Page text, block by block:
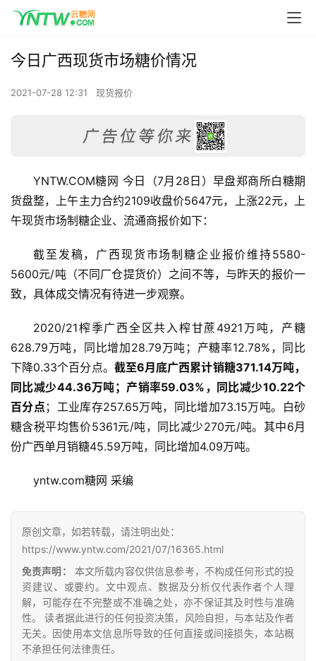
云
糖
网
公
众
号
今日广西现货市场糖价情况
2021-07-28 12:31 现货报价
YNTW.COM糖网 今日（7月28日）早盘郑商所白糖期
货盘整，上午主力合约2109收盘价5647元，上涨22元，上
午现货市场制糖企业、流通商报价如下：
截至发稿，广西现货市场制糖企业报价维持5580-
5600元/吨（不同厂仓提货价）之间不等，与昨天的报价一
致，具体成交情况有待进一步观察。
2020/21榨季广西全区共入榨甘蔗4921万吨，产糖
628.79万吨，同比增加28.79万吨；产糖率12.78%，同比
下降0.33个百分点。 截至6月底广西累计销糖371.14万吨，
同比减少44.36万吨；产销率59.03%，同比减少10.22个
百分点 ；工业库存257.65万吨，同比增加73.15万吨。白砂
糖含税平均售价5361元/吨，同比减少270元/吨。其中6月
份广西单月销糖45.59万吨，同比增加4.09万吨。
yntw.com糖网 采编
原创文章，如若转载，请注明出处：
https://www.yntw.com/2021/07/16365.html
免责声明：
本文所载内容仅供信息参考，不构成任何形式的投
资建议、或要约。文中观点、数据及分析仅代表作者个人理
解，可能存在不完整或不准确之处，亦不保证其及时性与准确
性。 读者据此进行的任何投资决策，风险自担，与本站及作者
无关。因使用本文信息所导致的任何直接或间接损失，本站概
不承担任何法律责任。